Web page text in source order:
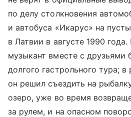
по делу столкновения
и автобуса «Икарус» на
в Латвии в августе 1990
музыкант вместе с друзьями
долгого гастрольного тура;
он решил съездить на
озеро, уже во время
за рулем, и на опасном